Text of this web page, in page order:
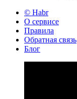
© Habr
О сервисе
Правила
Обратная связь
Блог